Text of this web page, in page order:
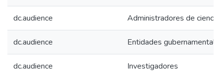
dc.audience Administradores de
dc.audience Entidades
dc.audience Investigadores